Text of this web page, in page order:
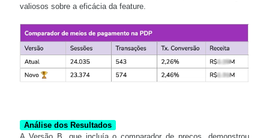
valiosos sobre a eficácia da feature.
Análise dos Resultados